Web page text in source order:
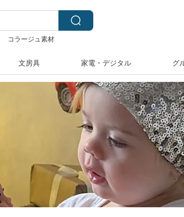
コラージュ素材
文房具 家電・デジタル グ